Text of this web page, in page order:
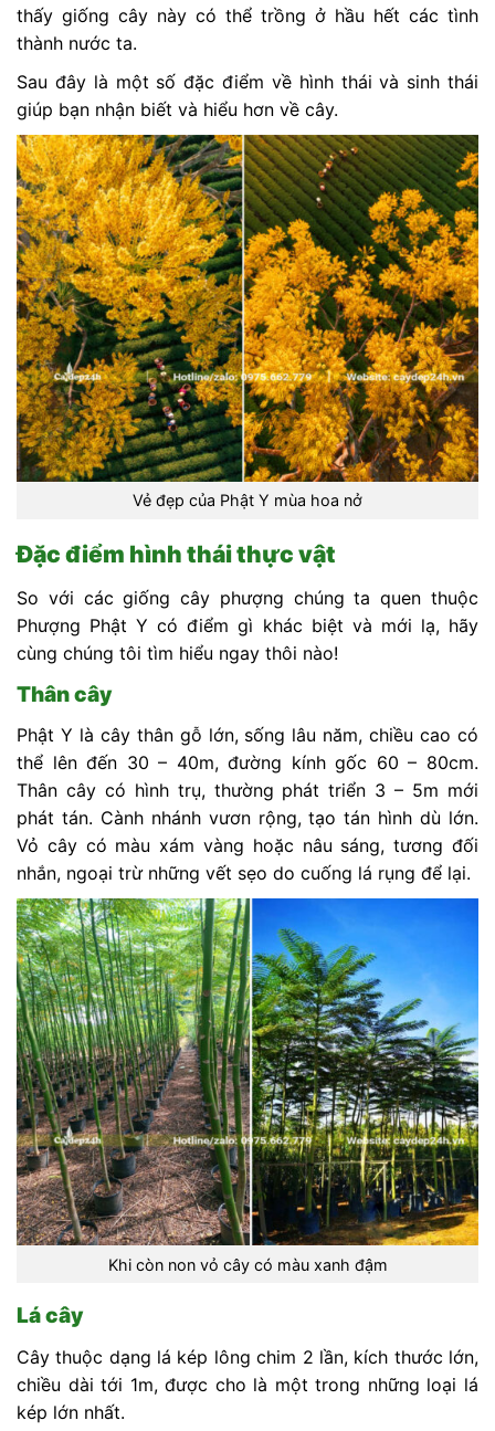
thấy giống cây này có thể trồng ở hầu hết các tình
thành nước ta.
Sau đây là một số đặc điểm về hình thái và sinh thái
giúp bạn nhận biết và hiểu hơn về cây.
Vẻ đẹp của Phật Y mùa hoa nở
Đặc điểm hình thái thực vật
So với các giống cây phượng chúng ta quen thuộc
Phượng Phật Y có điểm gì khác biệt và mới lạ, hãy
cùng chúng tôi tìm hiểu ngay thôi nào!
Thân cây
Phật Y là cây thân gỗ lớn, sống lâu năm, chiều cao có
thể lên đến 30 – 40m, đường kính gốc 60 – 80cm.
Thân cây có hình trụ, thường phát triển 3 – 5m mới
phát tán. Cành nhánh vươn rộng, tạo tán hình dù lớn.
Vỏ cây có màu xám vàng hoặc nâu sáng, tương đối
nhắn, ngoại trừ những vết sẹo do cuống lá rụng để lại.
Khi còn non vỏ cây có màu xanh đậm
Lá cây
Cây thuộc dạng lá kép lông chim 2 lần, kích thước lớn,
chiều dài tới 1m, được cho là một trong những loại lá
kép lớn nhất.